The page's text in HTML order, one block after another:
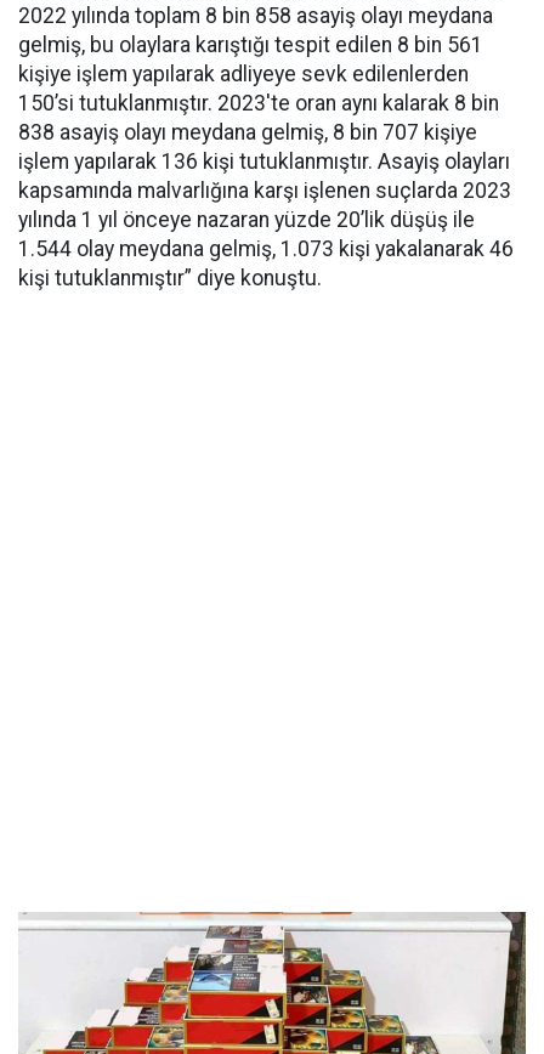
2022 yılında toplam 8 bin 858 asayiş olayı meydana
gelmiş, bu olaylara karıştığı tespit edilen 8 bin 561
kişiye işlem yapılarak adliyeye sevk edilenlerden
150’si tutuklanmıştır. 2023'te oran aynı kalarak 8 bin
838 asayiş olayı meydana gelmiş, 8 bin 707 kişiye
işlem yapılarak 136 kişi tutuklanmıştır. Asayiş olayları
kapsamında malvarlığına karşı işlenen suçlarda 2023
yılında 1 yıl önceye nazaran yüzde 20’lik düşüş ile
1.544 olay meydana gelmiş, 1.073 kişi yakalanarak 46
kişi tutuklanmıştır” diye konuştu.